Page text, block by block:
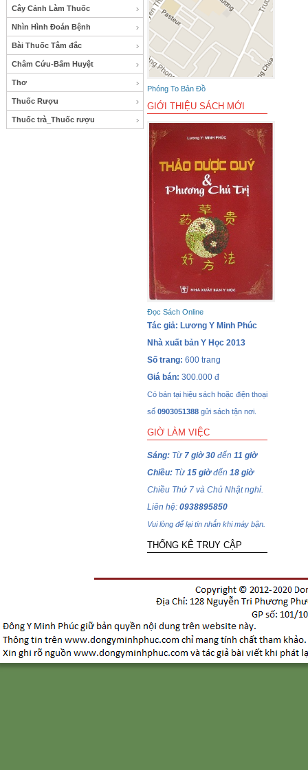
Cây Cảnh Làm Thuốc
Nhìn Hình Đoán Bệnh
Bài Thuốc Tâm đắc
Châm Cứu-Bấm Huyệt
Thơ
Thuốc Rượu
Thuốc trà_Thuốc rượu
Phóng To Bản Đồ
GIỚI THIỆU SÁCH MỚI
Đọc Sách Online
Tác giả: Lương Y Minh Phúc
Nhà xuất bản Y Học 2013
Số trang: 600 trang
Giá bán: 300.000 đ
Có bán tại hiệu sách hoặc điện thoại
số 0903051388 gửi sách tận nơi.
GIỜ LÀM VIỆC
Sáng: Từ 7 giờ 30 đến 11 giờ
Chiều: Từ15 giờđến 18 giờ
Chiều Thứ 7 và Chủ Nhật nghỉ.
Liên hệ: 0938895850
Vui lòng để lại tin nhắn khi máy bận.
THỐNG KÊ TRUY CẬP